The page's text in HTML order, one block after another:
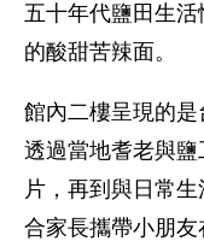
五十年代鹽田生
的酸甜苦辣面。
館內二樓呈現的是
透過當地耆老與
片，再到與日常
合家長攜帶小朋